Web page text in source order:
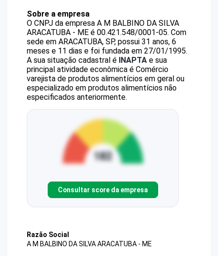
Sobre a empresa
O CNPJ da empresa A M BALBINO DA SILVA
ARACATUBA - ME é 00.421.548/0001-05. Com
sede em ARACATUBA, SP, possui 31 anos, 6
meses e 11 dias e foi fundada em 27/01/1995.
A sua situação cadastral é INAPTA e sua
principal atividade econômica é Comércio
varejista de produtos alimentícios em geral ou
especializado em produtos alimentícios não
especificados anteriormente.
Consultar score da empresa
Razão Social
A M BALBINO DA SILVA ARACATUBA - ME